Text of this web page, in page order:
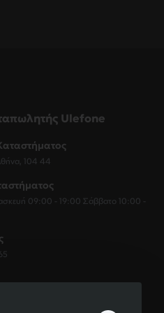
Ulefone
104 44
09:00 - 19:00 Σάββατο 10:00 -